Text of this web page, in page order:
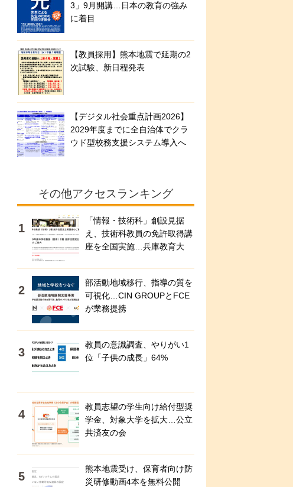
3」9月開講…日本の教育の強み
に着目
【教員採用】熊本地震で延期の2
次試験、新日程発表
【デジタル社会重点計画2026】
2029年度までに全自治体でクラ
ウド型校務支援システム導入へ
その他アクセスランキング
「情報・技術科」創設見据
え、技術科教員の免許取得講
座を全国実施…兵庫教育大
部活動地域移行、指導の質を
可視化…CIN GROUPとFCE
が業務提携
教員の意識調査、やりがい1
位「子供の成長」64%
教員志望の学生向け給付型奨
学金、対象大学を拡大…公立
共済友の会
熊本地震受け、保育者向け防
災研修動画4本を無料公開